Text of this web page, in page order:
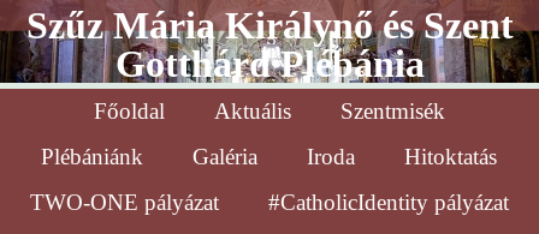
Szűz Mária Királynő és Szent
Gotthárd Plébánia
Főoldal Aktuális
Szentmisék
Plébániánk
Galéria Iroda
Hitoktatás
TWO-ONE pályázat
#CatholicIdentity pályázat